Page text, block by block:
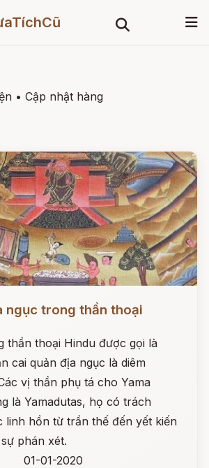
• Cập nhật hàng
ngục trong thần thoại
thần thoại Hindu được gọi là
cai quản địa ngục là diêm
vị thần phụ tá cho Yama
là Yamadutas, họ có trách
linh hồn từ trần thế đến yết kiến
phán xét.
01-01-2020